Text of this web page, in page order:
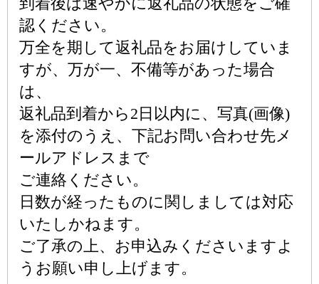
認ください。
万全を期して返礼品をお届けしていま
すが、万が一、不備等があった場合
は、
返礼品到着から2日以内に、写真(画像)
を添付のうえ、下記お問い合わせ先メ
ールアドレスまで
ご連絡ください。
日数が経ったものに関しましては対応
いたしかねます。
ご了承の上、お申込みくださいますよ
うお願い申し上げます。